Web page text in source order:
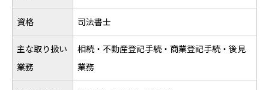
資格 司法書士
主な取り扱い
業務
相続・不動産登記手続・商業登記手続・後見
業務